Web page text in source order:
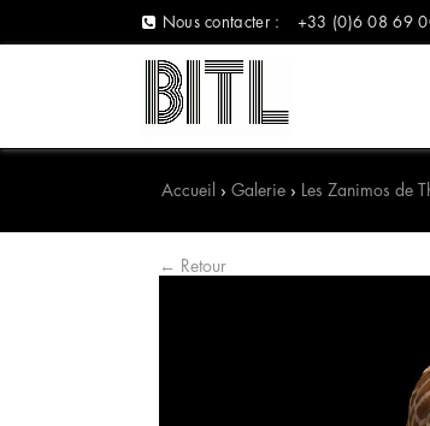
Nous contacter : +33 (0)6 08 69
Accueil ›Galerie › Les Zanimos de
← Retour